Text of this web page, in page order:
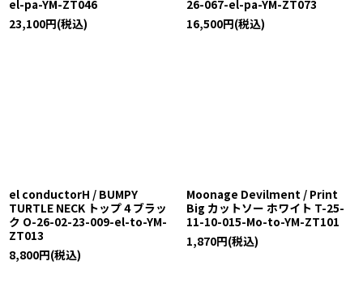
el-pa-YM-ZT046
23,100円(税込)
26-067-el-pa-YM-ZT073
16,500円(税込)
el conductorH / BUMPY
TURTLE NECK トップ 4 ブラッ
ク O-26-02-23-009-el-to-YM-
ZT013
8,800円(税込)
Moonage Devilment / Print
Big カットソー ホワイト T-25-
11-10-015-Mo-to-YM-ZT101
1,870円(税込)